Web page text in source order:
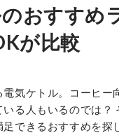
おすすめ
が比較
気ケトル。コーヒ
る人もいるのでは
できるおすすめを探